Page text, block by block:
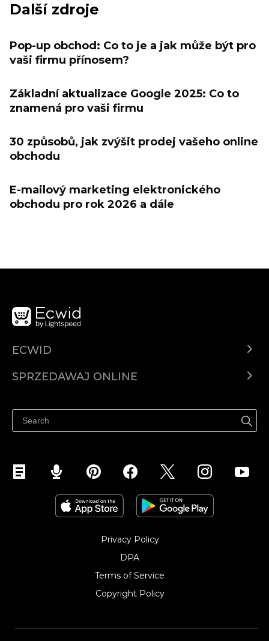
Další zdroje
Pop-up obchod: Co to je a jak může být pro
vaši firmu přínosem?
Základní aktualizace Google 2025: Co to
znamená pro vaši firmu
30 způsobů, jak zvýšit prodej vašeho online
obchodu
E-mailový marketing elektronického
obchodu pro rok 2026 a dále
ECWID
Cena
SPRZEDAWAJ ONLINE
Sprzedawaj na Facebooku
Sprzedawaj na Instagramie
Privacy Policy
DPA
Terms of Service
Copyright Policy‎